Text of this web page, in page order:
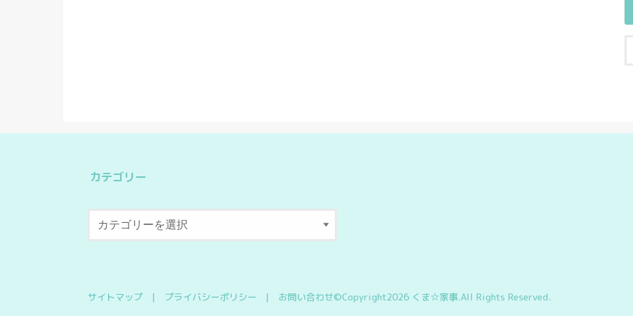
カテゴリー
サイトマップ プライバシーポリシー お問い合わせ©Copyright2026 くま☆家事.All Rights Reserved.